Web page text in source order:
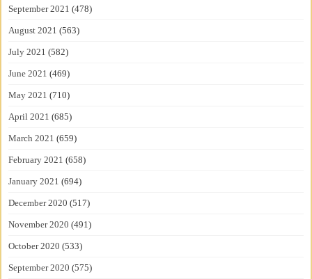
September 2021 (478)
August 2021 (563)
July 2021 (582)
June 2021 (469)
May 2021 (710)
April 2021 (685)
March 2021 (659)
February 2021 (658)
January 2021 (694)
December 2020 (517)
November 2020 (491)
October 2020 (533)
September 2020 (575)